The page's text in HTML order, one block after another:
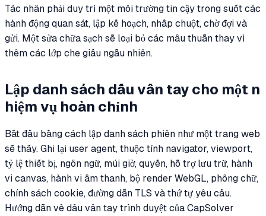
Tác nhân phải duy trì một môi trường tin cậy trong suốt các
hành động quan sát, lập kế hoạch, nhấp chuột, chờ đợi và
gửi. Một sửa chữa sạch sẽ loại bỏ các mâu thuẫn thay vì
thêm các lớp che giấu ngẫu nhiên.
Lập danh sách dấu vân tay cho một n
hiệm vụ hoàn chỉnh
Bắt đầu bằng cách lập danh sách phiên như một trang web
sẽ thấy. Ghi lại user agent, thuộc tính navigator, viewport,
tỷ lệ thiết bị, ngôn ngữ, múi giờ, quyền, hỗ trợ lưu trữ, hành
vi canvas, hành vi âm thanh, bộ render WebGL, phông chữ,
chính sách cookie, đường dẫn TLS và thứ tự yêu cầu.
Hướng dẫn về dấu vân tay trình duyệt của CapSolver